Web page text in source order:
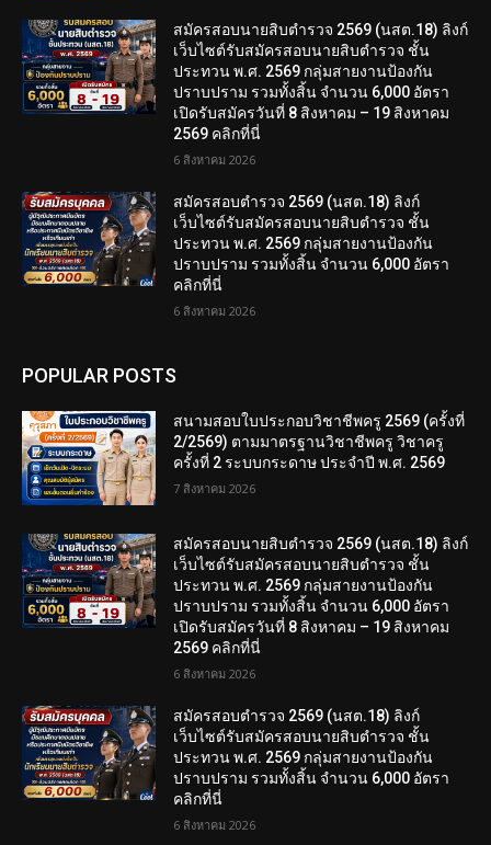
สมัครสอบนายสิบตำรวจ 2569 (นสต.18) ลิงก์
เว็บไซต์รับสมัครสอบนายสิบตำรวจ ชั้น
ประทวน พ.ศ. 2569 กลุ่มสายงานป้องกัน
ปราบปราม รวมทั้งสิ้น จำนวน 6,000 อัตรา
เปิดรับสมัครวันที่ 8 สิงหาคม – 19 สิงหาคม
2569 คลิกที่นี่
6 สิงหาคม 2026
สมัครสอบตํารวจ 2569 (นสต.18) ลิงก์
เว็บไซต์รับสมัครสอบนายสิบตำรวจ ชั้น
ประทวน พ.ศ. 2569 กลุ่มสายงานป้องกัน
ปราบปราม รวมทั้งสิ้น จำนวน 6,000 อัตรา
คลิกที่นี่
6 สิงหาคม 2026
POPULAR POSTS
สนามสอบใบประกอบวิชาชีพครู 2569 (ครั้งที่
2/2569) ตามมาตรฐานวิชาชีพครู วิชาครู
ครั้งที่ 2 ระบบกระดาษ ประจำปี พ.ศ. 2569
7 สิงหาคม 2026
สมัครสอบนายสิบตำรวจ 2569 (นสต.18) ลิงก์
เว็บไซต์รับสมัครสอบนายสิบตำรวจ ชั้น
ประทวน พ.ศ. 2569 กลุ่มสายงานป้องกัน
ปราบปราม รวมทั้งสิ้น จำนวน 6,000 อัตรา
เปิดรับสมัครวันที่ 8 สิงหาคม – 19 สิงหาคม
2569 คลิกที่นี่
6 สิงหาคม 2026
สมัครสอบตํารวจ 2569 (นสต.18) ลิงก์
เว็บไซต์รับสมัครสอบนายสิบตำรวจ ชั้น
ประทวน พ.ศ. 2569 กลุ่มสายงานป้องกัน
ปราบปราม รวมทั้งสิ้น จำนวน 6,000 อัตรา
คลิกที่นี่
6 สิงหาคม 2026